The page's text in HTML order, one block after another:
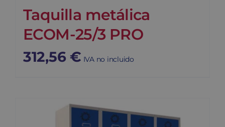
Taquilla metálica
ECOM-25/3 PRO
312,56 € IVA no incluido